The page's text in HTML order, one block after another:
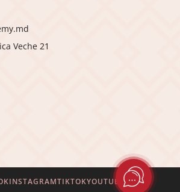
Veche 21
INSTAGRAMTIKTOKYOUTUBE